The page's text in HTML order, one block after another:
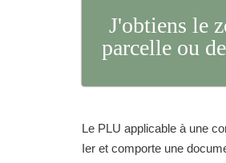
J'obtiens le
parcelle ou
Le PLU applicable à une
Ier et comporte une